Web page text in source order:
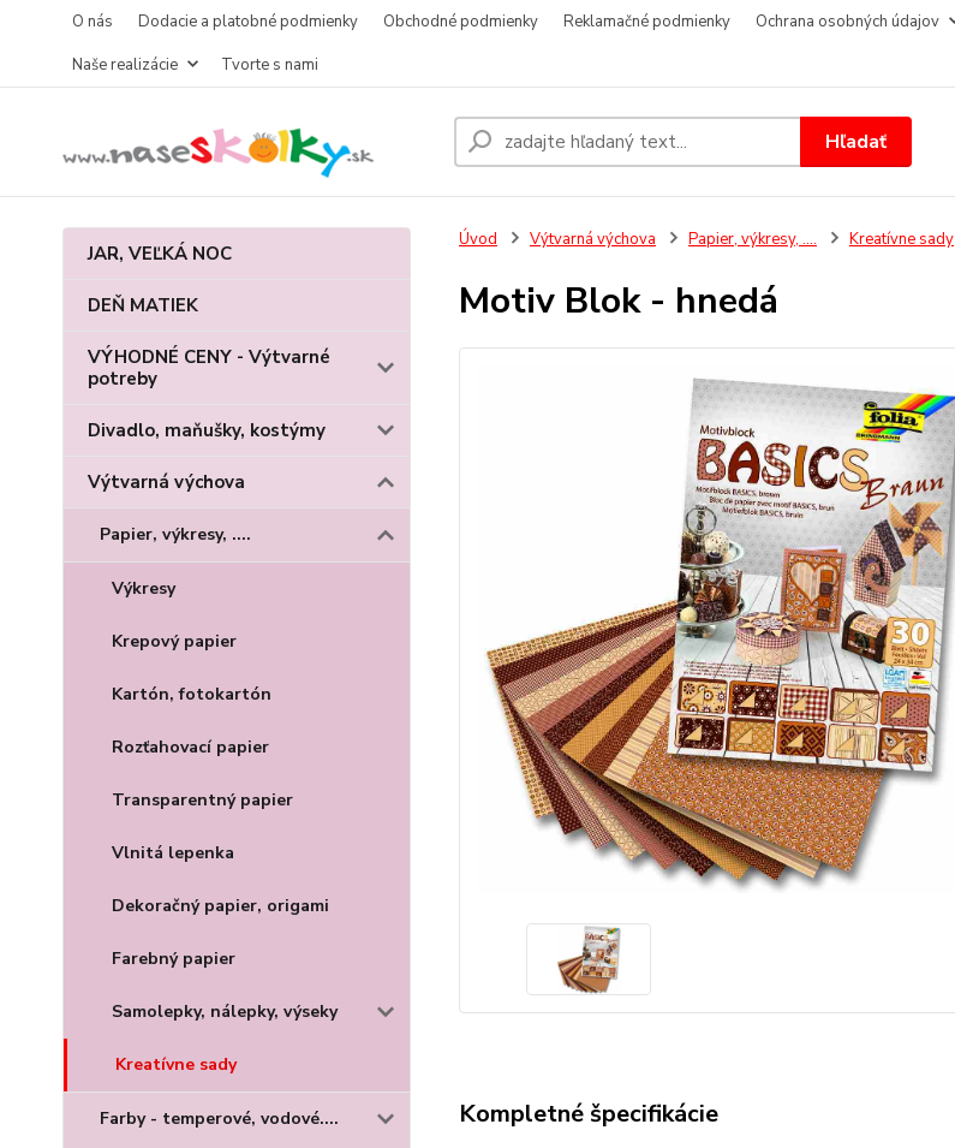
O nás Dodacie a platobné podmienky Obchodné podmienky Reklamačné podmienky Ochrana osobných údajov
Naše realizácie
Tvorte s nami
Hľadať
JAR, VEĽKÁ NOC
DEŇ MATIEK
VÝHODNÉ CENY - Výtvarné
potreby
Divadlo, maňušky, kostýmy
Výtvarná výchova
Papier, výkresy, ....
Výkresy
Krepový papier
Kartón, fotokartón
Rozťahovací papier
Transparentný papier
Vlnitá lepenka
Dekoračný papier, origami
Farebný papier
Samolepky, nálepky, výseky
Kreatívne sady
Farby - temperové, vodové....
Úvod Výtvarná výchova Papier, výkresy, .... Kreatívne sady
Motiv Blok - hnedá
Kompletné špecifikácie